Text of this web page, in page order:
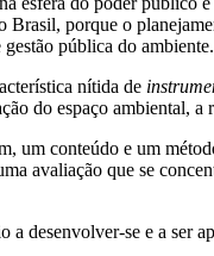
porque o
pública do ambiente.
nítida de
do espaço ambiental,
um conteúdo e um
que se
a desenvolver-se e a ser